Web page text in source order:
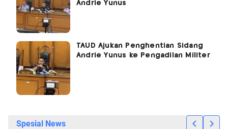
Andrie Yunus
TAUD Ajukan Penghentian Sidang
Andrie Yunus ke Pengadilan Militer